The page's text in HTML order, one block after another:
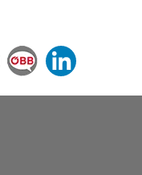
ÖBB Corporate Blog
LinkedIn